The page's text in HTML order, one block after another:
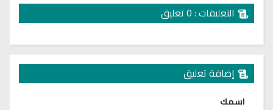
التعليقات : 0 تعليق
إضافة تعليق
اسمك